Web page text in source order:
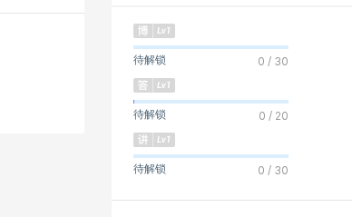
待解锁 0 / 30
待解锁 0 / 20
待解锁 0 / 30